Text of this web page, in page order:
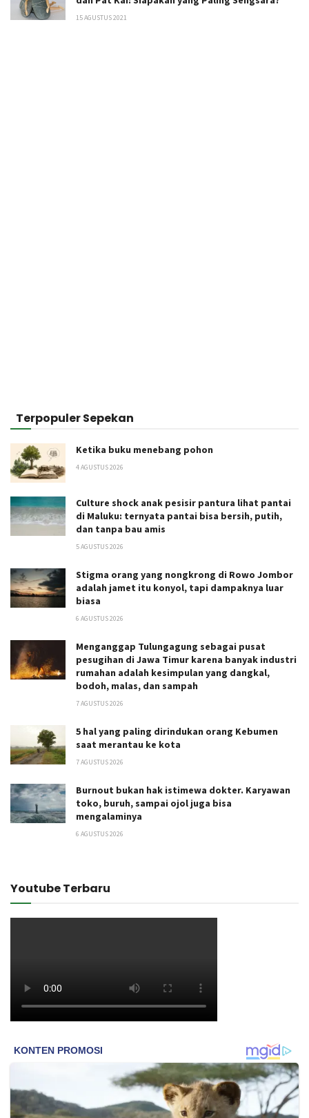
15 AGUSTUS 2021
Terpopuler Sepekan
Ketika buku menebang pohon
4 AGUSTUS 2026
Culture shock anak pesisir pantura lihat pantai
di Maluku: ternyata pantai bisa bersih, putih,
dan tanpa bau amis
5 AGUSTUS 2026
Stigma orang yang nongkrong di Rowo Jombor
adalah jamet itu konyol, tapi dampaknya luar
biasa
6 AGUSTUS 2026
Menganggap Tulungagung sebagai pusat
pesugihan di Jawa Timur karena banyak industri
rumahan adalah kesimpulan yang dangkal,
bodoh, malas, dan sampah
7 AGUSTUS 2026
5 hal yang paling dirindukan orang Kebumen
saat merantau ke kota
7 AGUSTUS 2026
Burnout bukan hak istimewa dokter. Karyawan
toko, buruh, sampai ojol juga bisa
mengalaminya
6 AGUSTUS 2026
Youtube Terbaru